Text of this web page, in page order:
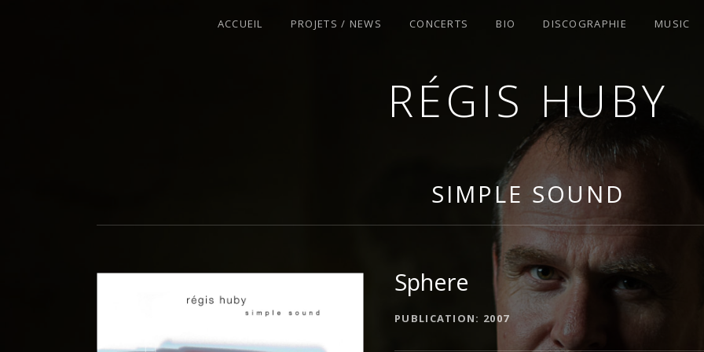
RÉGIS HUBY
ACCUEIL PROJETS / NEWS CONCERTS BIO DISCOGRAPHIE MUSIC
SIMPLE SOUND
Sphere
DÉTAILS DE L'ALBUM
PUBLICATION 2007